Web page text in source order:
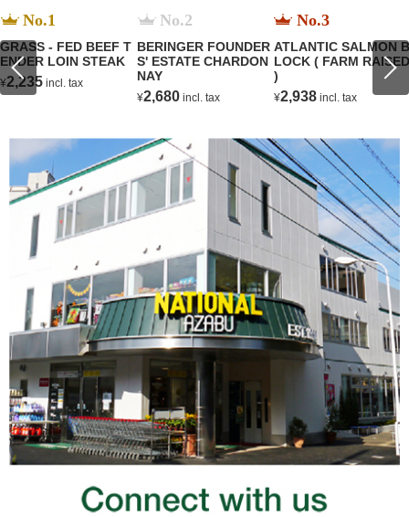
No.1
GRASS - FED BEEF T
ENDER LOIN STEAK
¥2,235 incl. tax
No.2
BERINGER FOUNDER
S' ESTATE CHARDON
NAY
¥2,680 incl. tax
No.3
ATLANTIC SALMON B
LOCK ( FARM RAISED
)
¥2,938 incl. tax